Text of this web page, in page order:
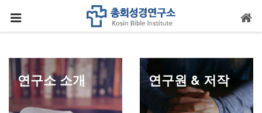
연구소 소개 연구원 & 저작